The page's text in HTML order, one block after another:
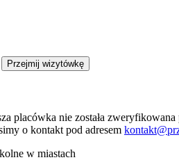
Przejmij wizytówkę
placówka nie została
o kontakt pod adresem
w miastach